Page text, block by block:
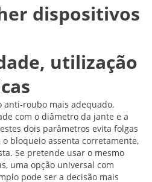
dispositivos
utilização
anti-roubo mais adequado,
com o diâmetro da jante e a
dois parâmetros evita folgas
o bloqueio assenta corretamente,
Se pretende usar o mesmo
uma opção universal com
pode ser a decisão mais